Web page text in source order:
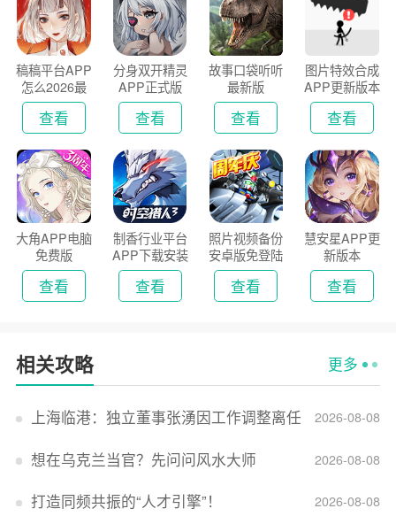
稿稿平台APP
怎么2026最
新版
查看
分身双开精灵
APP正式版
查看
故事口袋听听
最新版
查看
图片特效合成
APP更新版本
2026
查看
大角APP电脑
免费版
查看
制香行业平台
APP下载安装
2026
查看
照片视频备份
安卓版免登陆
版
查看
慧安星APP更
新版本
查看
相关攻略 更多
2026-08-08
上海临港：独立董事张湧因工作调整离任
2026-08-08
想在乌克兰当官？先问问风水大师
2026-08-08
打造同频共振的“人才引擎”！